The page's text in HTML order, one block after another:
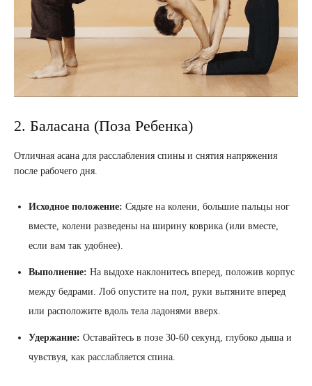
2. Баласана (Поза Ребенка)
Отличная асана для расслабления спины и снятия напряжения
после рабочего дня.
Исходное положение: Сядьте на колени, большие пальцы ног
вместе, колени разведены на ширину коврика (или вместе,
если вам так удобнее).
Выполнение: На выдохе наклонитесь вперед, положив корпус
между бедрами. Лоб опустите на пол, руки вытяните вперед
или расположите вдоль тела ладонями вверх.
Удержание: Оставайтесь в позе 30-60 секунд, глубоко дыша и
чувствуя, как расслабляется спина.